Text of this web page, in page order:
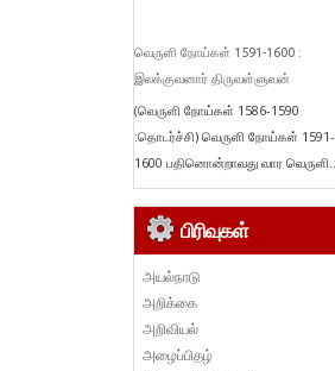
வெருளி நோய்கள் 1591-1600 :
இலக்குவனார் திருவள்ளுவன்
(வெருளி நோய்கள் 1586-1590
:தொடர்ச்சி) வெருளி நோய்கள் 1591-
1600 பதினொன்றாவது வார வெருளி...
பிரிவுகள்
அயல்நாடு
அறிக்கை
அறிவியல்
அழைப்பிதழ்